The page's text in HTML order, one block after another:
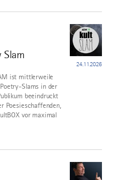
Slam
24.11.2026
ist mittlerweile
Slams in der
beeindruckt
Poesieschaffenden,
vor maximal